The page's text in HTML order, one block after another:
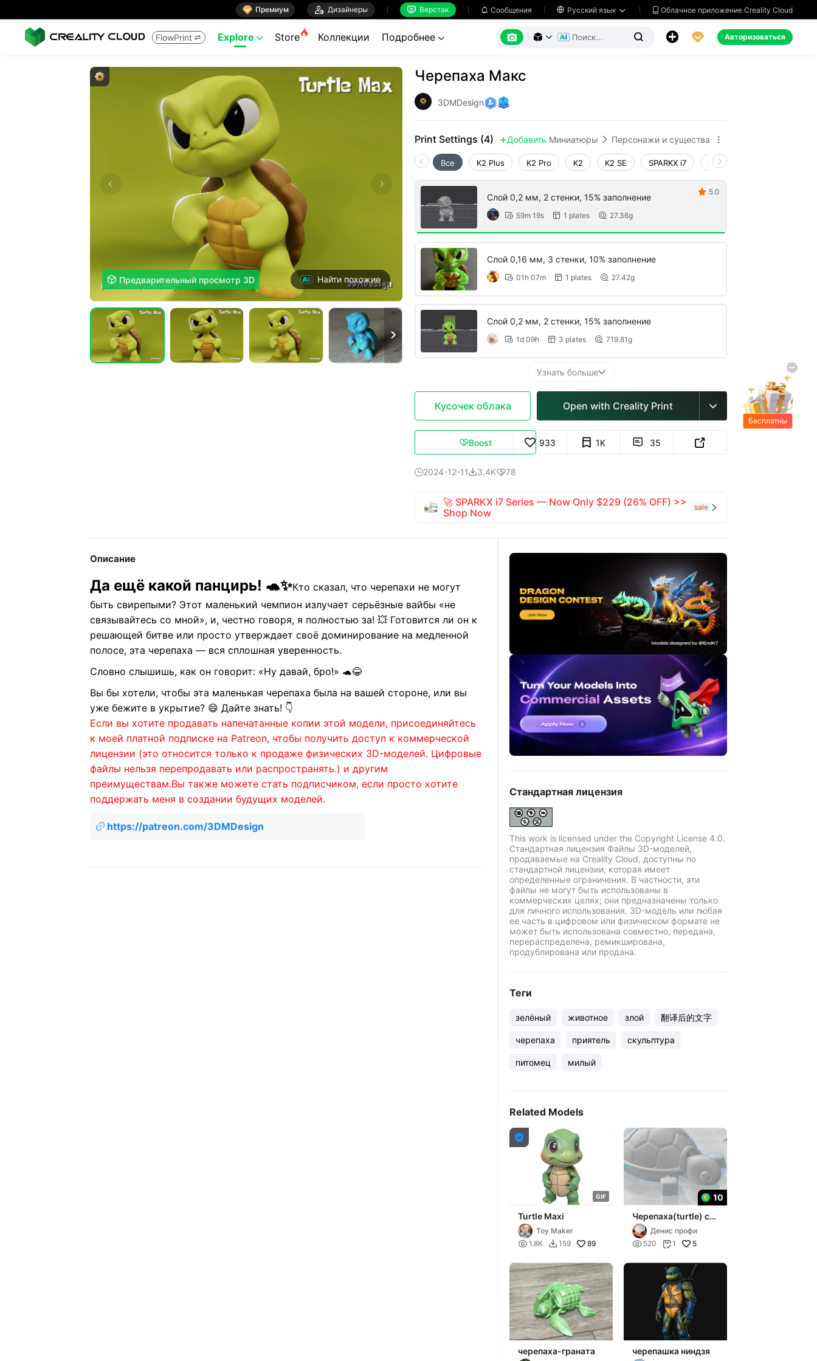
 Премиум  Дизайнеры  Верстак  Сообщения  Русский язык   Облачное приложение Creality Cloud
FlowPrint  Explore  Store Коллекции Подробнее        Авторизоваться
 Предварительный просмотр 3D Найти похожие

Черепаха Макс
3DMDesign
Print Settings (4)  Добавить Миниатюры  Персонажи и существа 
Все K2 Plus K2 Pro K2 K2 SE SPARKX i7 Creality Hi
Слой 0,2 мм, 2 стенки, 15% заполнение
 59m 19s  1 plates  27.36g
 5.0
Слой 0,16 мм, 3 стенки, 10% заполнение
 01h 07m  1 plates  27.42g
Слой 0,2 мм, 2 стенки, 15% заполнение
 1d 09h  3 plates  719.81g
Узнать больше
Кусочек облака Open with Creality Print 
Boost 933 1K  35 
2024-12-113.4K78
🚀 SPARKX i7 Series — Now Only $229 (26% OFF) >>
Shop Now
sale 
Описание
Да ещё какой панцирь! 🐢✨Кто сказал, что черепахи не могут
быть свирепыми? Этот маленький чемпион излучает серьёзные вайбы «не
связывайтесь со мной», и, честно говоря, я полностью за! 💥 Готовится ли он к
решающей битве или просто утверждает своё доминирование на медленной
полосе, эта черепаха — вся сплошная уверенность.
Словно слышишь, как он говорит: «Ну давай, бро!» 🐢😂
Вы бы хотели, чтобы эта маленькая черепаха была на вашей стороне, или вы
уже бежите в укрытие? 😄 Дайте знать! 👇
Если вы хотите продавать напечатанные копии этой модели, присоединяйтесь
к моей платной подписке на Patreon, чтобы получить доступ к коммерческой
лицензии (это относится только к продаже физических 3D-моделей. Цифровые
файлы нельзя перепродавать или распространять.) и другим
преимуществам.Вы также можете стать подписчиком, если просто хотите
поддержать меня в создании будущих моделей.
https://patreon.com/3DMDesign
Стандартная лицензия
This work is licensed under the Copyright License 4.0.
Стандартная лицензия Файлы 3D-моделей,
продаваемые на Creality Cloud, доступны по
стандартной лицензии, которая имеет
определенные ограничения. В частности, эти
файлы не могут быть использованы в
коммерческих целях; они предназначены только
для личного использования. 3D-модель или любая
ее часть в цифровом или физическом формате не
может быть использована совместно, передана,
перераспределена, ремикширована,
продублирована или продана.
Теги
зелёный животное злой 翻译后的文字
черепаха приятель скульптура
питомец милый
Related Models
GIF

Turtle Maxi
Toy Maker
 1.8K  159 89
10
Черепаха(turtle) с
подвижными
лапкамиДенис профи
 520 1 5
черепаха-граната черепашка ниндзя
Бесплатны